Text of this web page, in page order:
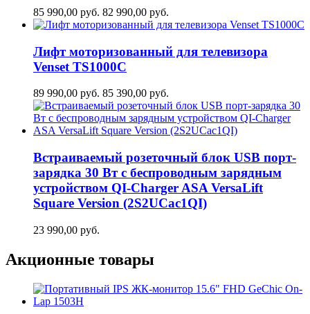
85 990,00 руб. 82 990,00 руб.
Лифт моторизованный для телевизора
Venset TS1000C
89 990,00 руб. 85 390,00 руб.
Встраиваемый розеточный блок USB порт-
зарядка 30 Вт c беспроводным зарядным
устройством QI-Charger ASA VersaLift
Square Version (2S2UCaс1QI)
23 990,00 руб.
Акционные товары